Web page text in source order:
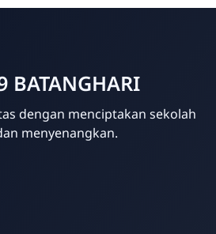
BATANGHARI
dengan menciptakan sekolah
menyenangkan.